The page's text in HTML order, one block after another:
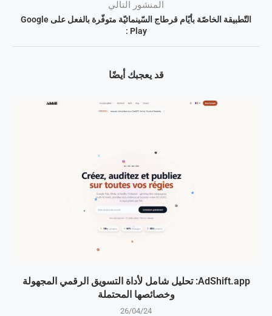
المنشور التالي
التّطبيقة الخاصّة بأيّام قرطاج السّينمائيّة متوفّرة بالفعل على Google
Play :
قد يعجبك أيضًا
AdShift.app: تحليل شامل لأداة التسويق الرقمي المجهولة
وخصائصها المحتملة
26/04/24